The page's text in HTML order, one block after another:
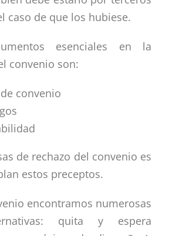
caso de que los hubiese.
esenciales en la
convenio son:
convenio
de rechazo del convenio es
estos preceptos.
encontramos numerosas
quita y espera